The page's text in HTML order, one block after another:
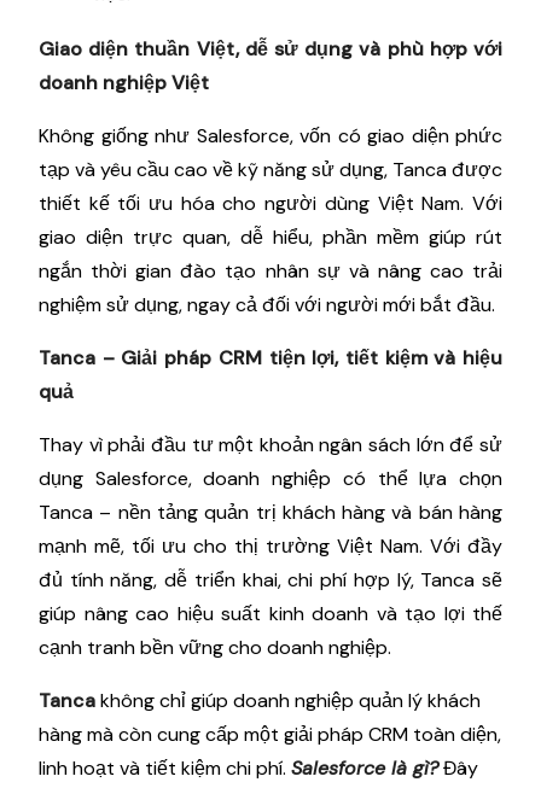
Giao diện thuần Việt, dễ sử dụng và phù hợp với
doanh nghiệp Việt
Không giống như Salesforce, vốn có giao diện phức
tạp và yêu cầu cao về kỹ năng sử dụng, Tanca được
thiết kế tối ưu hóa cho người dùng Việt Nam. Với
giao diện trực quan, dễ hiểu, phần mềm giúp rút
ngắn thời gian đào tạo nhân sự và nâng cao trải
nghiệm sử dụng, ngay cả đối với người mới bắt đầu.
Tanca – Giải pháp CRM tiện lợi, tiết kiệm và hiệu
quả
Thay vì phải đầu tư một khoản ngân sách lớn để sử
dụng Salesforce, doanh nghiệp có thể lựa chọn
Tanca – nền tảng quản trị khách hàng và bán hàng
mạnh mẽ, tối ưu cho thị trường Việt Nam. Với đầy
đủ tính năng, dễ triển khai, chi phí hợp lý, Tanca sẽ
giúp nâng cao hiệu suất kinh doanh và tạo lợi thế
cạnh tranh bền vững cho doanh nghiệp.
Tancakhông chỉ giúp doanh nghiệp quản lý khách
hàng mà còn cung cấp một giải pháp CRM toàn diện,
linh hoạt và tiết kiệm chi phí. Salesforce là gì?Đây